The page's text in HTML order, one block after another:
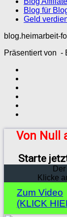
Blog für
Geld
blog.heimarbeit-
Präsentiert von -
Von Null
Starte
Klicke
Zum Video
(KLICK